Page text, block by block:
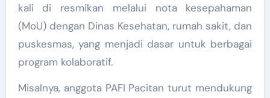
kali di resmikan melalui nota kesepahaman
(MoU) dengan Dinas Kesehatan, rumah sakit, dan
puskesmas, yang menjadi dasar untuk berbagai
program kolaboratif.
Misalnya, anggota PAFI Pacitan turut mendukung